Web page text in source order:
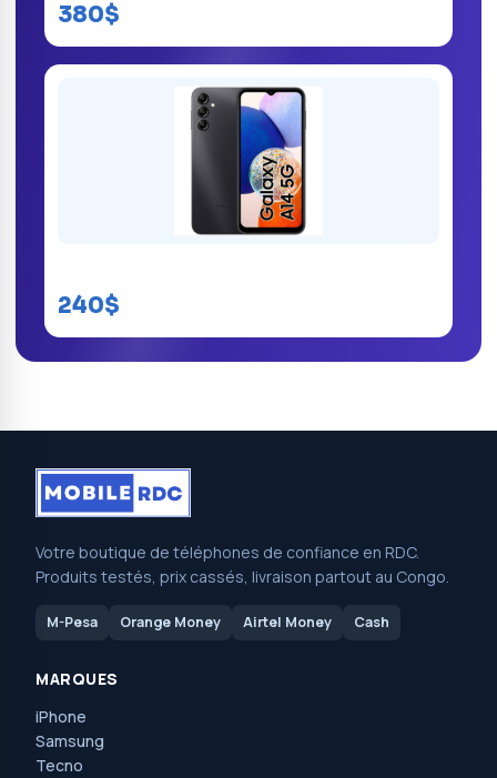
380$
240$
Votre boutique de téléphones de confiance en RDC.
Produits testés, prix cassés, livraison partout au Congo.
M-Pesa Orange Money Airtel Money Cash
MARQUES
iPhone
Samsung
Tecno